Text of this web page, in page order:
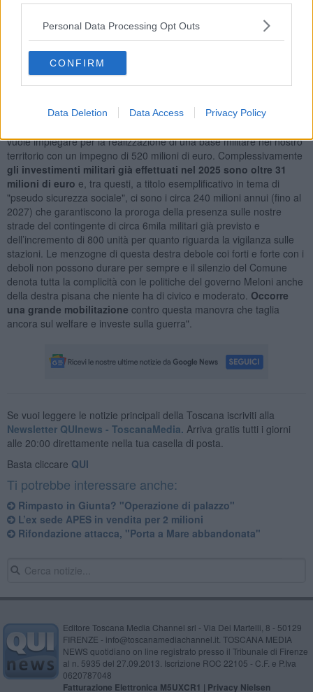
Personal Data Processing Opt Outs
CONFIRM
Data Deletion Data Access Privacy Policy
taglio dei trasferimenti? Allo stesso tempo ci sono anche degli
stanziamenti di risorse in questa manovra da parte del Governo.
Saranno stanziati 4,7 milioni di euro in più all’anno, a
decorrere dal 2026, per "rafforzare e stabilizzare il contingente
del personale dell’Arma dei Carabinier
e scorta presso le sedi estere".
quello stesso fondo - hanno specificato da Diritti in Comune - è
vuole impiegare per la realizzazione di una base militare nel nostro
territorio con un impegno di 520 milioni di euro. Complessivamente
gli investimenti militari già effettuati nel 2025 sono oltre 31
milioni di euro e, tra questi, a titolo esemplificativo in tema di
"pseudo sicurezza sociale", ci sono i circa 240 milioni annui (fino al
2027) che garantiscono la proroga della presenza sulle nostre
strade del contingente di circa 6mila militari già previsto e
dell’incremento di 800 unità per quanto riguarda la vigilanza sulle
stazioni. Le menzogne di questa destra debole coi forti e forte con i
deboli non possono durare per sempre e il silenzio del Comune
denota tutta la complicità con le politiche del governo Meloni anche
della destra pisana che niente ha di civico e moderato. Occorre
una grande mobilitazione contro questa manovra che taglia
ancora sul welfare e investe sulla guerra".
Se vuoi leggere le notizie principali della Toscana iscriviti alla
Newsletter QUInews - ToscanaMedia. Arriva gratis tutti i giorni
alle 20:00 direttamente nella tua casella di posta.
Basta cliccare QUI
Ti potrebbe interessare anche:
Rimpasto in Giunta? "Operazione di palazzo"
L’ex sede APES in vendita per 2 milioni
Rifondazione attacca, "Porta a Mare abbandonata"
Editore Toscana Media Channel srl - Via Dei Martelli, 8 - 50129
FIRENZE - info@toscanamediachannel.it. TOSCANA MEDIA
NEWS quotidiano on line registrato presso il Tribunale di Firenze
al n. 5935 del 27.09.2013. Iscrizione ROC 22105 - C.F. e P.Iva
0620787048
Fatturazione Elettronica M5UXCR1 | Privacy Nielsen